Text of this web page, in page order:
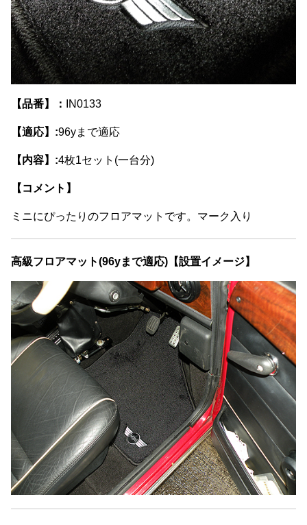
【品番】： IN0133
【適応】:96yまで適応
【内容】:4枚1セット(一台分)
【コメント】
ミニにぴったりのフロアマットです。マーク入り
高級フロアマット(96yまで適応)【設置イメージ】